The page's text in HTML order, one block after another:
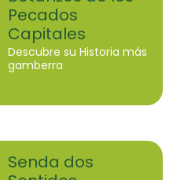
Pecados
Capitales
Descubre su Historia más
gamberra
Senda dos